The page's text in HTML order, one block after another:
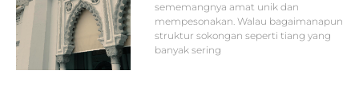
sememangnya amat unik dan
mempesonakan. Walau bagaimanapun,
struktur sokongan seperti tiang yang
banyak sering